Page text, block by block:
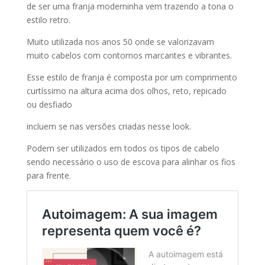
de ser uma franja moderninha vem trazendo a tona o
estilo retro.
Muito utilizada nos anos 50 onde se valorizavam
muito cabelos com contornos marcantes e vibrantes.
Esse estilo de franja é composta por um comprimento
curtíssimo na altura acima dos olhos, reto, repicado
ou desfiado
incluem se nas versões criadas nesse look.
Podem ser utilizados em todos os tipos de cabelo
sendo necessário o uso de escova para alinhar os fios
para frente.